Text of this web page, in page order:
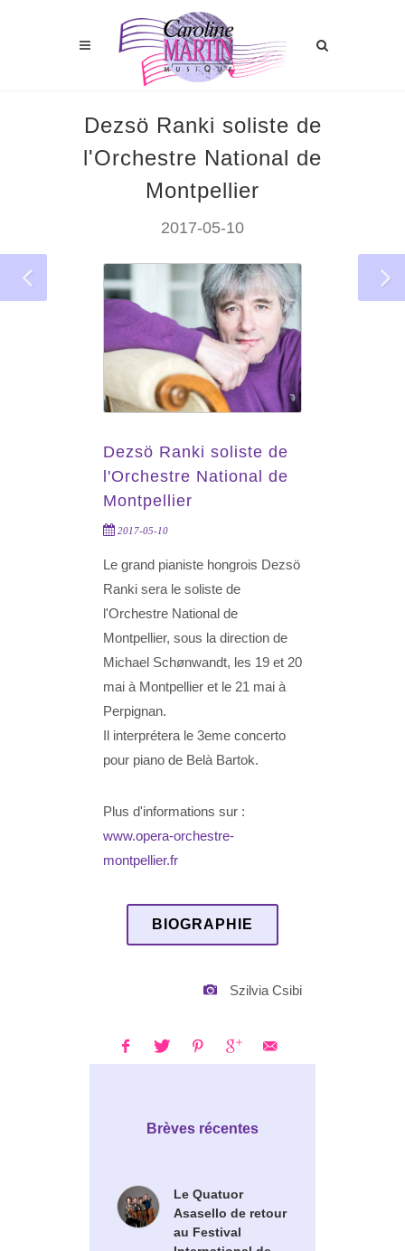
Dezsö Ranki soliste de
l'Orchestre National de
Montpellier
2017-05-10
Dezsö Ranki soliste de
l'Orchestre National de
Montpellier
2017-05-10
Le grand pianiste hongrois Dezsö
Ranki sera le soliste de
l'Orchestre National de
Montpellier, sous la direction de
Michael Schønwandt, les 19 et 20
mai à Montpellier et le 21 mai à
Perpignan.
Il interprétera le 3eme concerto
pour piano de Belà Bartok.
Plus d'informations sur :
www.opera-orchestre-
montpellier.fr
BIOGRAPHIE
Szilvia Csibi
Brèves récentes
Le Quatuor
Asasello de retour
au Festival